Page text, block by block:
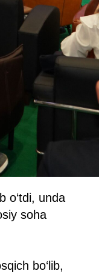
o‘tdi, unda
soha
bo‘lib,